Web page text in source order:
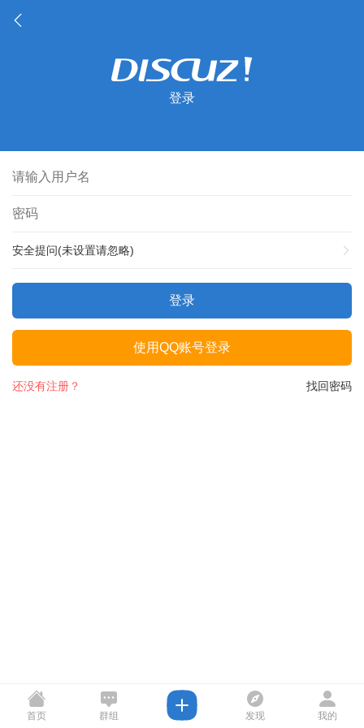
登录
安全提问(未设置请忽略)
登录
使用QQ账号登录
找回密码
还没有注册？
首页 群组 发现 我的